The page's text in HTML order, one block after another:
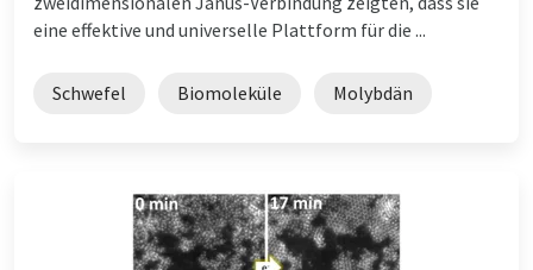
eine effektive und universelle Plattform für die ...
Schwefel Biomoleküle Molybdän